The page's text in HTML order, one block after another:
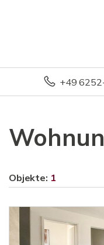
+49
Objekte: 1